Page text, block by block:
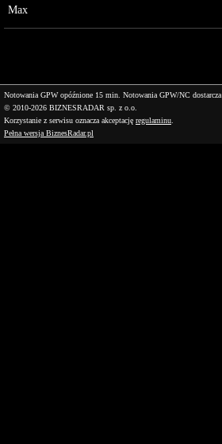
Max
Notowania GPW opóźnione 15 min. Notowania GPW/NC dostarcza
© 2010-2026 BIZNESRADAR sp. z o.o.
Korzystanie z serwisu oznacza akceptację regulaminu
Pełna wersja BiznesRadar.pl